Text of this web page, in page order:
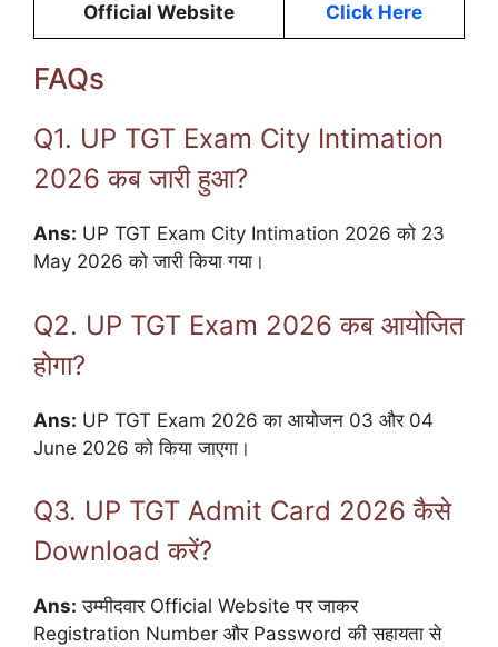
Official Website Click Here
FAQs
Q1. UP TGT Exam City Intimation
2026 कब जारी हुआ?
Ans: UP TGT Exam City Intimation 2026 को 23
May 2026 को जारी किया गया।
Q2. UP TGT Exam 2026 कब आयोजित
होगा?
Ans: UP TGT Exam 2026 का आयोजन 03 और 04
June 2026 को किया जाएगा।
Q3. UP TGT Admit Card 2026 कैसे
Download करें?
Ans: उम्मीदवार Official Website पर जाकर
Registration Number और Password की सहायता से